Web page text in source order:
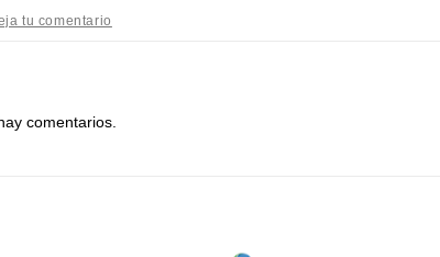
comentarios.